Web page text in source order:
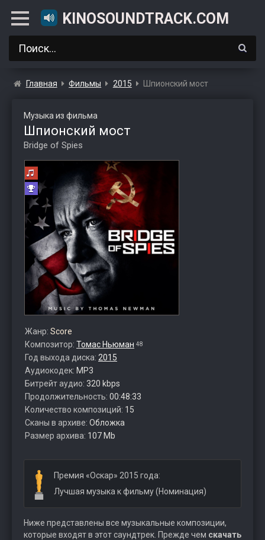
KINOSOUNDTRACK.COM
Главная Фильмы 2015 Шпионский мост
Музыка из фильма
Шпионский мост
Bridge of Spies
Жанр: Score
Композитор: Томас Ньюман 48
Год выхода диска: 2015
Аудиокодек: MP3
Битрейт аудио: 320 kbps
Продолжительность: 00:48:33
Количество композиций: 15
Сканы в архиве: Обложка
Размер архива: 107 Mb
Премия «Оскар» 2015 года:
Лучшая музыка к фильму (Номинация)
Ниже представлены все музыкальные композиции,
которые входят в этот саундтрек. Прежде чем скачать